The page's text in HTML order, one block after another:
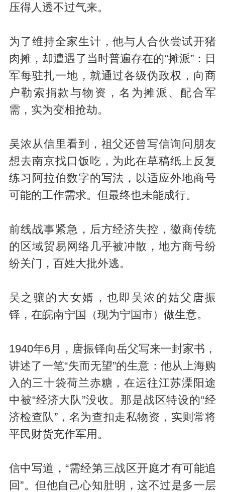
压得人透不过气来。
为了维持全家生计，他与人合伙尝试开猪
肉摊，却遭遇了当时普遍存在的“摊派”：日
军每驻扎一地，就通过各级伪政权，向商
户勒索捐款与物资，名为摊派、配合军
需，实为变相抢劫。
吴浓从信里看到，祖父还曾写信询问朋友
想去南京找口饭吃，为此在草稿纸上反复
练习阿拉伯数字的写法，以适应外地商号
可能的工作需求。但最终也未能成行。
前线战事紧急，后方经济失控，徽商传统
的区域贸易网络几乎被冲散，地方商号纷
纷关门，百姓大批外逃。
吴之骧的大女婿，也即吴浓的姑父唐振
铎，在皖南宁国（现为宁国市）做生意。
1940年6月，唐振铎向岳父写来一封家书，
讲述了一笔“失而无望”的生意：他从上海购
入的三十袋荷兰赤糖，在运往江苏溧阳途
中被“经济大队”没收。那是战区特设的“经
济检查队”，名为查扣走私物资，实则常将
平民财货充作军用。
信中写道，“需经第三战区开庭才有可能追
回”。但他自己心知肚明，这不过是多一层